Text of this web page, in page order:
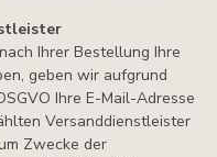
Ihrer Bestellung Ihre
geben wir aufgrund
Ihre E-Mail-Adresse
Versanddienstleister
Zwecke der